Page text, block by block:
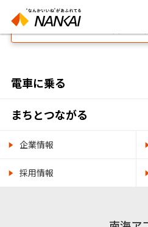
NANKAI・南海電
電車に乗る
まちとつながる
企業情報
採用情報